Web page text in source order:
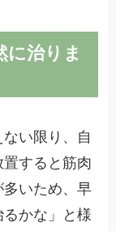
治りま
い限り、自
すると筋肉
いため、早
かな」と様